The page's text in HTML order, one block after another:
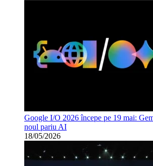
Google I/O 2026 începe pe 19 mai:
noul pariu AI
18/05/2026